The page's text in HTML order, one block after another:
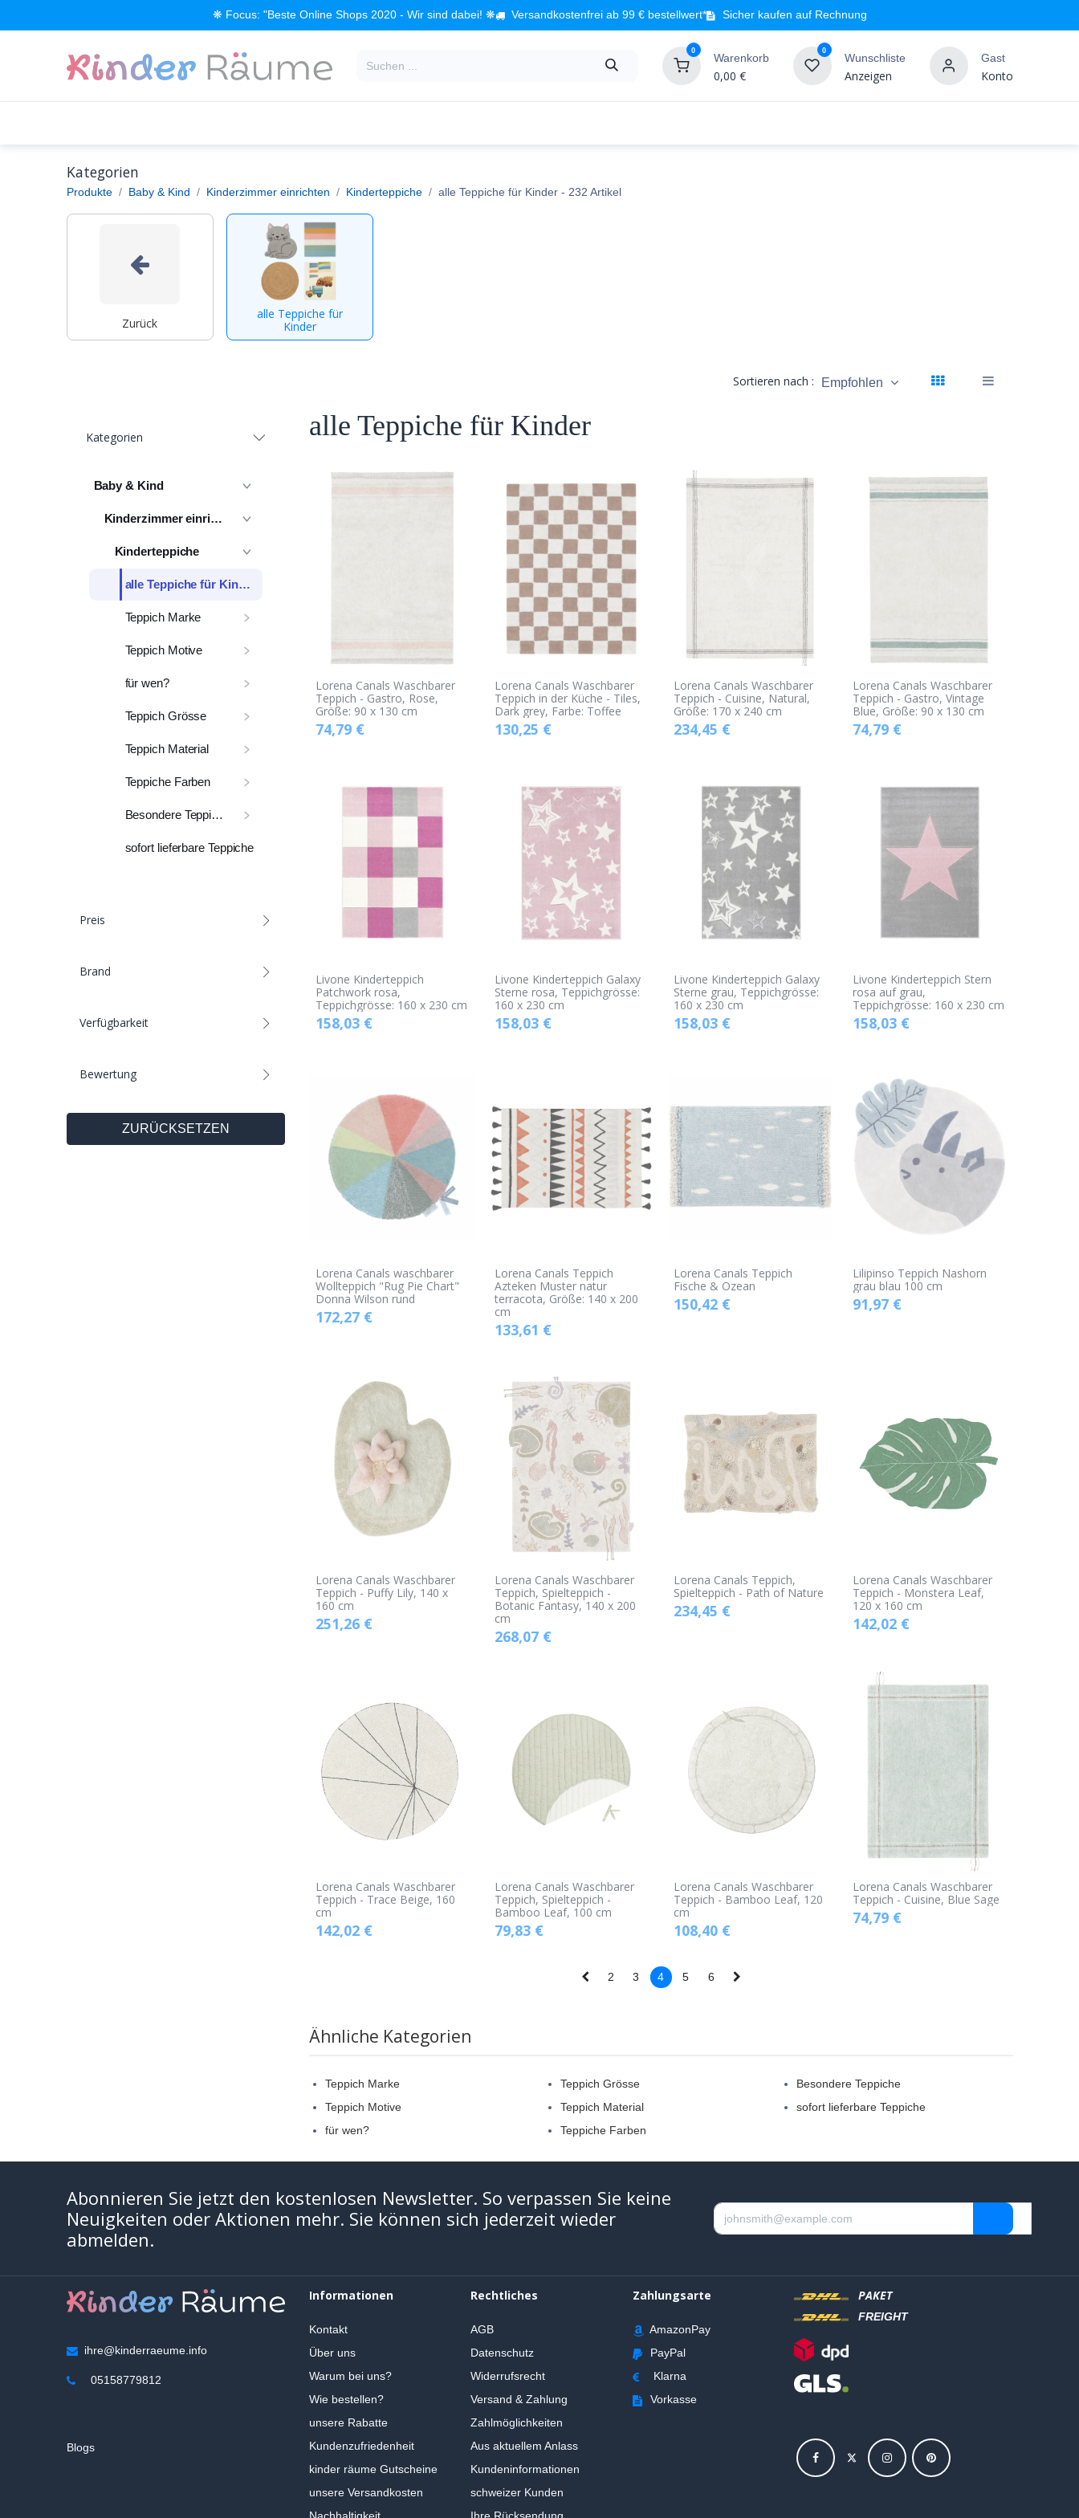
❋ Focus: "Beste Online Shops 2020 - Wir sind dabei! ❋ Versandkostenfrei ab 99 € bestellwert* Sicher kaufen auf Rechnung
0
Warenkorb
0,00 €
0
Wunschliste
Anzeigen
Gast
Konto
Kategorien
Produkte Baby & Kind Kinderzimmer einrichten Kinderteppiche alle Teppiche für Kinder- 232 Artikel
Zurück
alle Teppiche für
Kinder
Sortieren nach : Empfohlen
Kategorien
Baby & Kind
Kinderzimmer einrichten
Kinderteppiche
alle Teppiche für Kinder
Teppich Marke
Teppich Motive
für wen?
Teppich Grösse
Teppich Material
Teppiche Farben
Besondere Teppiche
sofort lieferbare Teppiche
Preis
Brand
Verfügbarkeit
Bewertung
ZURÜCKSETZEN
alle Teppiche für Kinder
Lorena Canals Waschbarer
Teppich - Gastro, Rose,
Größe: 90 x 130 cm
74,79€
Lorena Canals Waschbarer
Teppich in der Küche - Tiles,
Dark grey, Farbe: Toffee
130,25 €
Lorena Canals Waschbarer
Teppich - Cuisine, Natural,
Größe: 170 x 240 cm
234,45 €
Lorena Canals Waschbarer
Teppich - Gastro, Vintage
Blue, Größe: 90 x 130 cm
74,79 €
Livone Kinderteppich
Patchwork rosa,
Teppichgrösse: 160 x 230 cm
158,03€
Livone Kinderteppich Galaxy
Sterne rosa, Teppichgrösse:
160 x 230 cm
158,03€
Livone Kinderteppich Galaxy
Sterne grau, Teppichgrösse:
160 x 230 cm
158,03 €
Livone Kinderteppich Stern
rosa auf grau,
Teppichgrösse: 160 x 230 cm
158,03 €
Lorena Canals waschbarer
Wollteppich "Rug Pie Chart"
Donna Wilson rund
172,27€
Lorena Canals Teppich
Azteken Muster natur
terracota, Größe: 140 x 200
cm
133,61 €
Lorena Canals Teppich
Fische & Ozean
150,42 €
Lilipinso Teppich Nashorn
grau blau 100 cm
91,97 €
Lorena Canals Waschbarer
Teppich - Puffy Lily, 140 x
160 cm
251,26€
Lorena Canals Waschbarer
Teppich, Spielteppich -
Botanic Fantasy, 140 x 200
cm
268,07€
Lorena Canals Teppich,
Spielteppich - Path of Nature
234,45 €
Lorena Canals Waschbarer
Teppich - Monstera Leaf,
120 x 160 cm
142,02 €
Lorena Canals Waschbarer
Teppich - Trace Beige, 160
cm
142,02€
Lorena Canals Waschbarer
Teppich, Spielteppich -
Bamboo Leaf, 100 cm
79,83€
Lorena Canals Waschbarer
Teppich - Bamboo Leaf, 120
cm
108,40 €
Lorena Canals Waschbarer
Teppich - Cuisine, Blue Sage
74,79 €
2 3 4 5 6
Ähnliche Kategorien
Teppich Marke
Teppich Motive
für wen?
Teppich Grösse
Teppich Material
Teppiche Farben
Besondere Teppiche
sofort lieferbare Teppiche
Abonnieren Sie jetzt den kostenlosen Newsletter. So verpassen Sie keine
Neuigkeiten oder Aktionen mehr. Sie können sich jederzeit wieder
abmelden.
ihre@kinderraeume.info
05158779812
Blogs
Informationen
Kontakt
Über uns
Warum bei uns?
Wie bestellen?
unsere Rabatte
Kundenzufriedenheit
kinder räume Gutscheine
unsere Versandkosten
Rechtliches
AGB
Datenschutz
Widerrufsrecht
Versand & Zahlung
Zahlmöglichkeiten
Aus aktuellem Anlass
Kundeninformationen
schweizer Kunden
Zahlungsarte
AmazonPay
PayPal
Klarna
Vorkasse
PAKET
FREIGHT